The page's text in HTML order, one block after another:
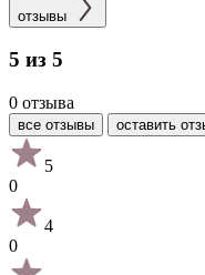
отзывы
5 из 5
0 отзыва
все отзывы оставить
5
0
4
0